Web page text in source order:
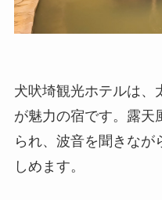
犬吠埼観光ホテルは、
が魅力の宿です。露天
られ、波音を聞きなが
しめます。